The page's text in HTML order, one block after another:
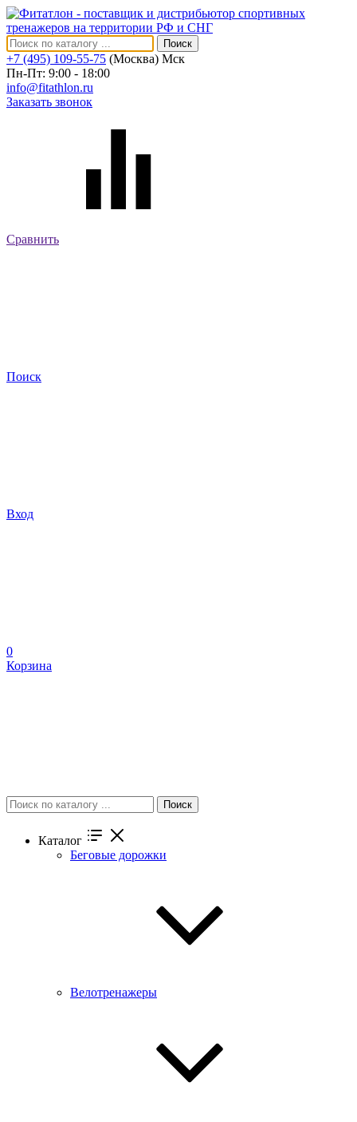
Поиск
+7 (495) 109-55-75 (Москва) Мск
Пн-Пт: 9:00 - 18:00
info@fitathlon.ru
Заказать звонок
Сравнить
Поиск
Вход
0
Корзина
Поиск
Каталог
Беговые дорожки
Велотренажеры